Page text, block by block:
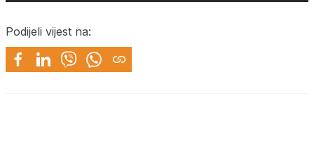
Podijeli vijest na: